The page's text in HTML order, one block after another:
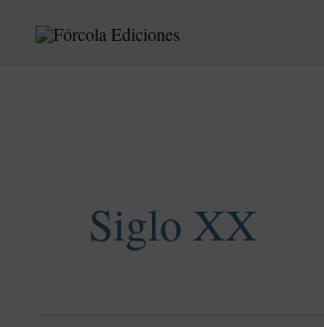
Siglo XX